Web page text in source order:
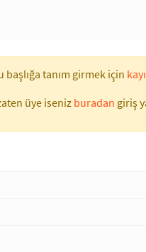
başlığa tanım girmek için
üye isenizburadan giriş